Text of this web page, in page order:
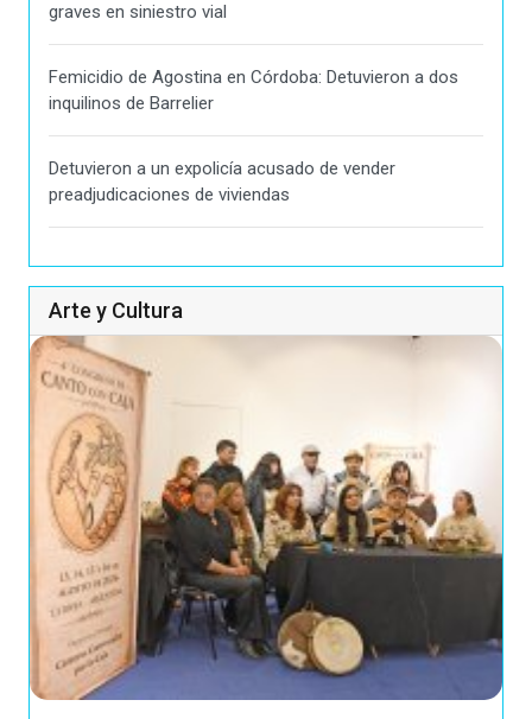
graves en siniestro vial
Femicidio de Agostina en Córdoba: Detuvieron a dos
inquilinos de Barrelier
Detuvieron a un expolicía acusado de vender
preadjudicaciones de viviendas
Arte y Cultura